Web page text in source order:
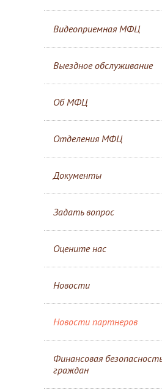
Видеоприемная МФЦ
Выездное обслуживание
Об МФЦ
Отделения МФЦ
Документы
Задать вопрос
Оцените нас
Новости
Новости партнеров
Финансовая безопасность
граждан